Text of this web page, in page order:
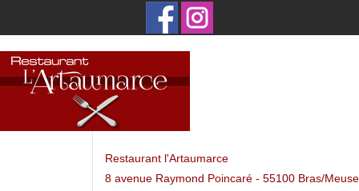
Restaurant l'Artaumarce
8 avenue Raymond Poincaré - 55100 Bras/Meuse